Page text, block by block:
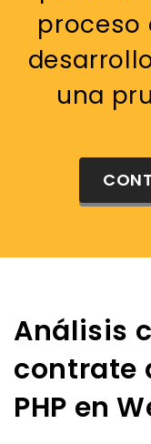
proceso
una
Análisis
contrate
PHP en